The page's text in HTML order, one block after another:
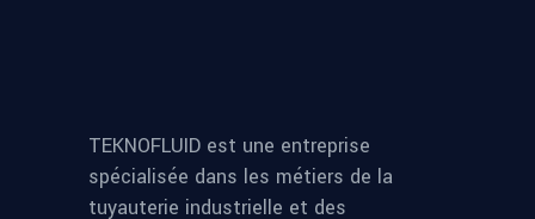
TEKNOFLUID est une entreprise
spécialisée dans les métiers de la
tuyauterie industrielle et des